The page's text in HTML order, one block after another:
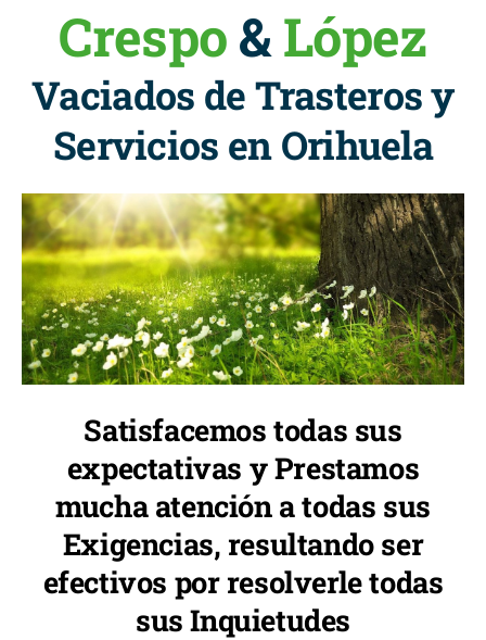
Crespo&López
Vaciados de Trasteros y
Servicios en Orihuela
Satisfacemos todas sus
expectativas y Prestamos
mucha atención a todas sus
Exigencias, resultando ser
efectivos por resolverle todas
sus Inquietudes